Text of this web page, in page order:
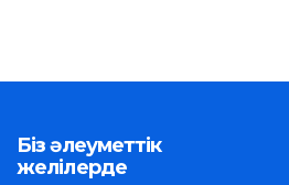
Біз әлеуметтік
желілерде